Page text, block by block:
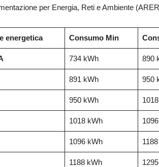
per Energia, Reti e Ambiente
energetica Consumo Min
734 kWh 890
891 kWh 950
950 kWh
1018 kWh
1096 kWh
1188 kWh